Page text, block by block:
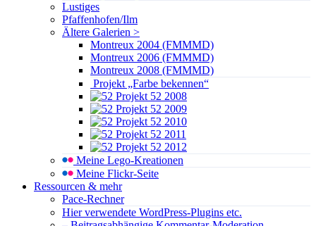
Lustiges
Pfaffenhofen/Ilm
Ältere Galerien >
Montreux 2004 (FMMMD)
Montreux 2006 (FMMMD)
Montreux 2008 (FMMMD)
Projekt „Farbe bekennen“
Projekt 52 2008
Projekt 52 2009
Projekt 52 2010
Projekt 52 2011
Projekt 52 2012
Meine Lego-Kreationen
Meine Flickr-Seite
Ressourcen & mehr
Pace-Rechner
Hier verwendete WordPress-Plugins etc.